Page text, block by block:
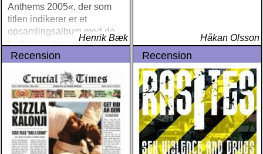
Anthems 2005«, der som
titlen indikerer er et
opsamlingsalbum med de
bedste numre indenfor den
populære reggaestil kaldet
Henrik Bæk Håkan Olsson
Recension Recension